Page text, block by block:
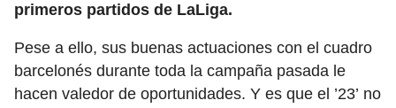
primeros partidos de LaLiga.
Pese a ello, sus buenas actuaciones con el cuadro
barcelonés durante toda la campaña pasada le
hacen valedor de oportunidades. Y es que el ’23’ no